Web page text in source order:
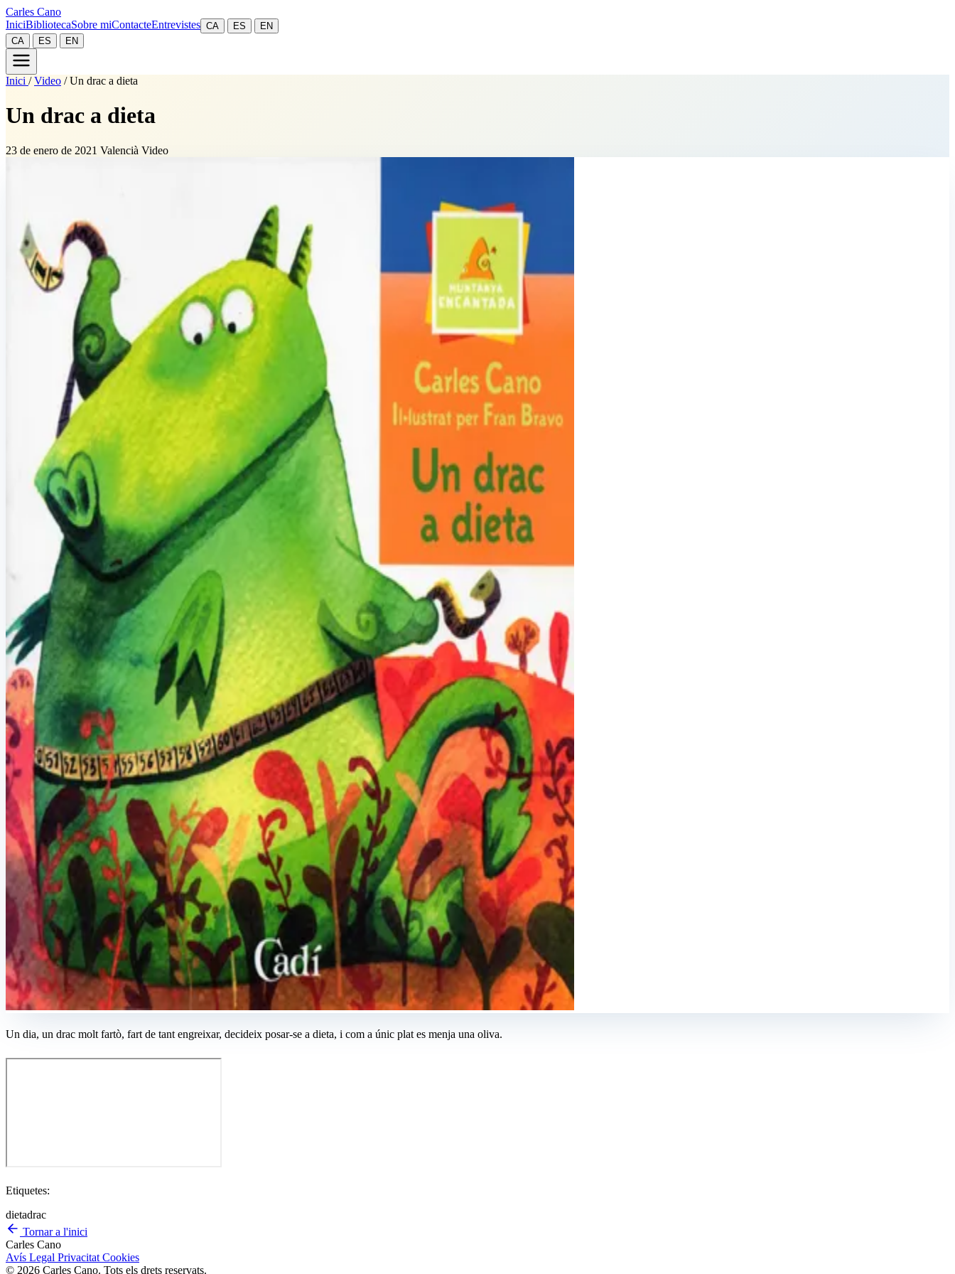
Carles Cano
IniciBibliotecaSobre miContacteEntrevistes CA ES
EN
CA
ES EN
Inici / Video / Un drac a dieta
Un drac a dieta
23 de enero de 2021 Valencià Video
Un dia, un drac molt fartò, fart de tant engreixar, decideix posar-se a dieta, i com a únic plat es menja una oliva.
Etiquetes:
dietadrac
Tornar a l'inici
Carles Cano
Avís Legal Privacitat Cookies
© 2026 Carles Cano. Tots els drets reservats.